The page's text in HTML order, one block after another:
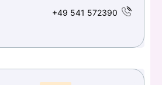
+49 541 572390